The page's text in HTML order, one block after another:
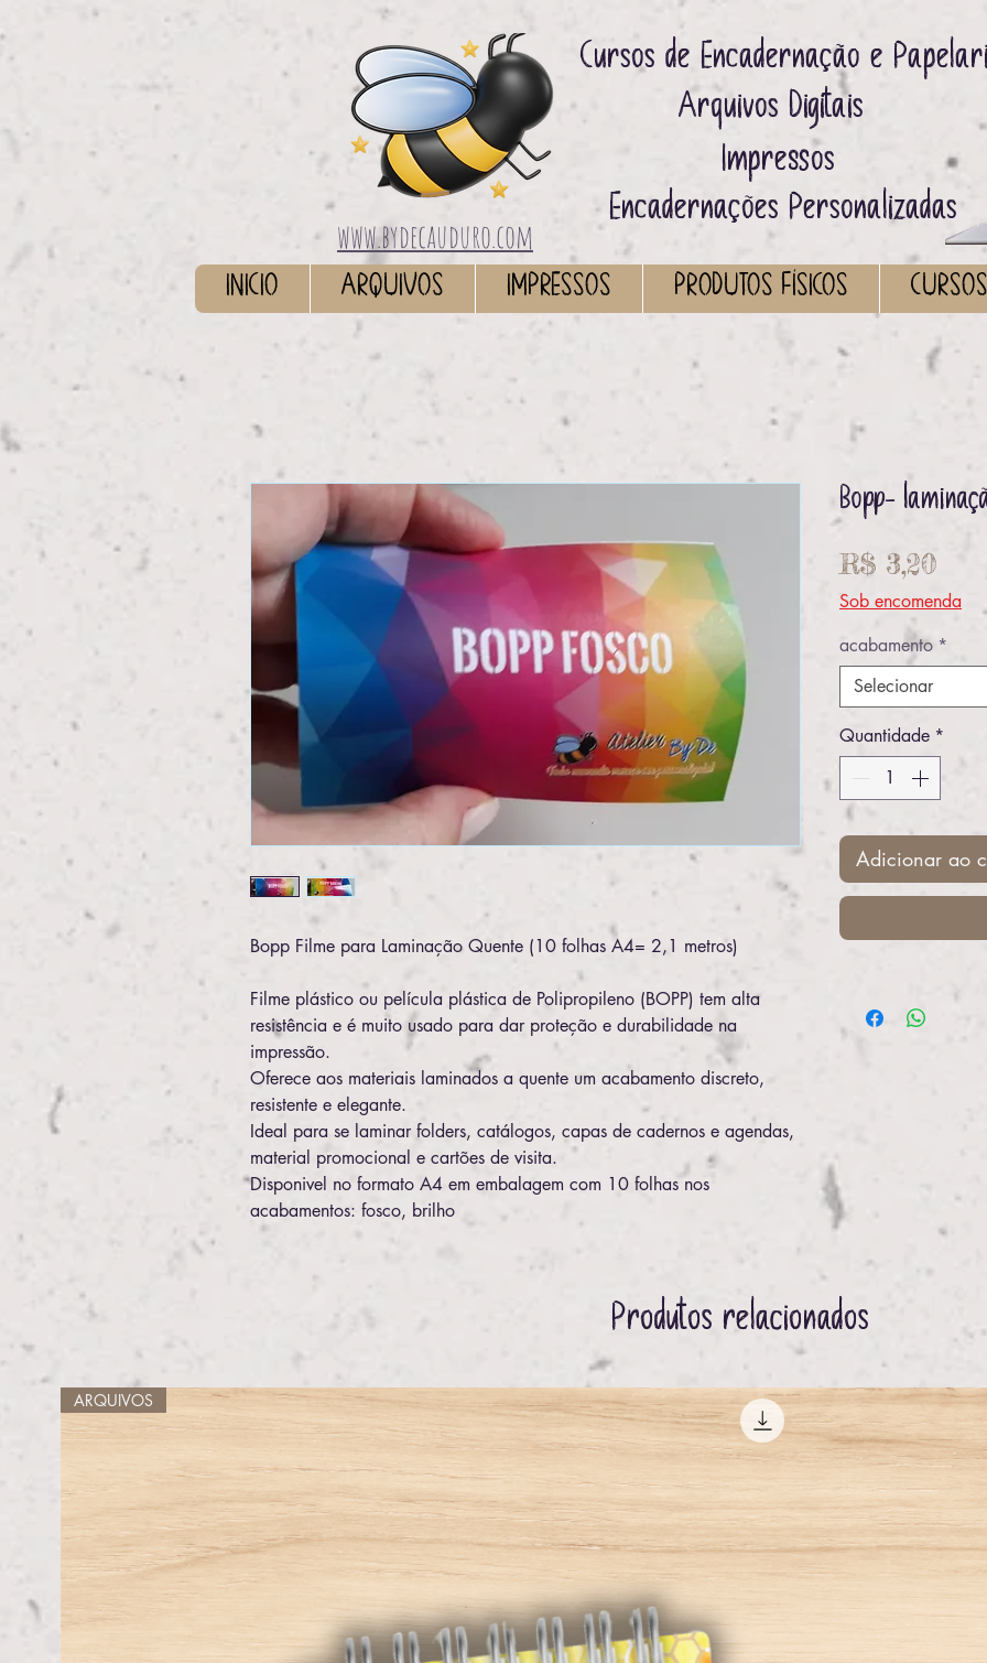
www.bydecauduro.com
Cursos de Encadernação e
Arquivos Digitais ​
Impressos ​
Encadernações Personalizadas
INICIO ARQUIVOS IMPRESSOS PRODUTOS FÍSICOS CURSOS
Bopp Filme para Laminação Quente (10 folhas A4= 2,1 metros)
Filme plástico ou película plástica de Polipropileno (BOPP) tem alta
resistência e é muito usado para dar proteção e durabilidade na
impressão.
Oferece aos materiais laminados a quente um acabamento discreto,
resistente e elegante.
Ideal para se laminar folders, catálogos, capas de cadernos e agendas,
material promocional e cartões de visita.
Disponivel no formato A4 em embalagem com 10 folhas nos
acabamentos: fosco, brilho
Bopp-
R$ 3,20
Sob encomenda
acabamento *
Selecionar
Quantidade *
Adicionar ao
Produtos relacionados
ARQUIVOS